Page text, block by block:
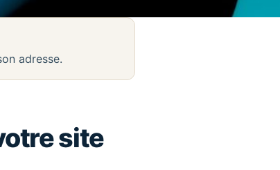
adresse.
site